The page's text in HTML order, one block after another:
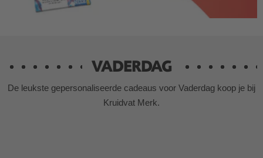
VADERDAG
De leukste gepersonaliseerde cadeaus voor Vaderdag koop je bij
Kruidvat Merk.